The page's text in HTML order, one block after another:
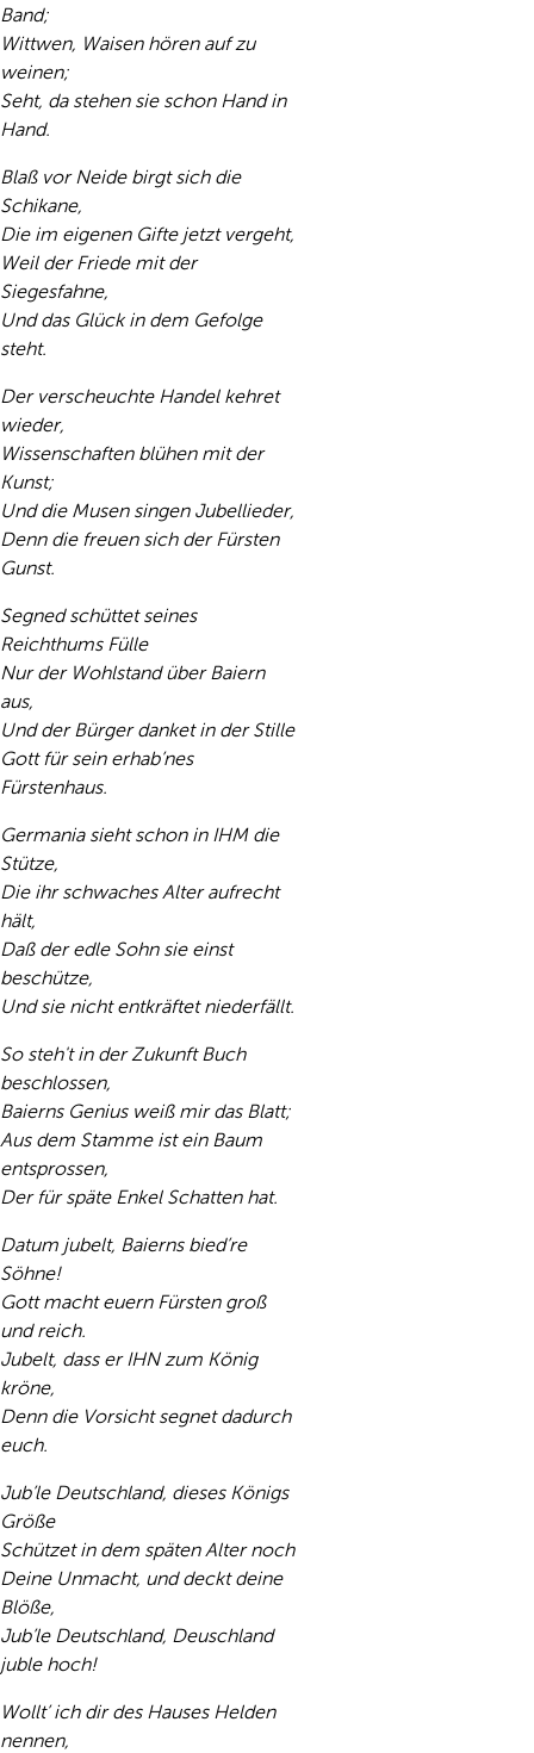
Band;
Wittwen, Waisen hören auf zu
weinen;
Seht, da stehen sie schon Hand in
Hand.
Blaß vor Neide birgt sich die
Schikane,
Die im eigenen Gifte jetzt vergeht,
Weil der Friede mit der
Siegesfahne,
Und das Glück in dem Gefolge
steht.
Der verscheuchte Handel kehret
wieder,
Wissenschaften blühen mit der
Kunst;
Und die Musen singen Jubellieder,
Denn die freuen sich der Fürsten
Gunst.
Segned schüttet seines
Reichthums Fülle
Nur der Wohlstand über Baiern
aus,
Und der Bürger danket in der Stille
Gott für sein erhab’nes
Fürstenhaus.
Germania sieht schon in IHM die
Stütze,
Die ihr schwaches Alter aufrecht
hält,
Daß der edle Sohn sie einst
beschütze,
Und sie nicht entkräftet niederfällt.
So steh't in der Zukunft Buch
beschlossen,
Baierns Genius weiß mir das Blatt;
Aus dem Stamme ist ein Baum
entsprossen,
Der für späte Enkel Schatten hat.
Datum jubelt, Baierns bied’re
Söhne!
Gott macht euern Fürsten groß
und reich.
Jubelt, dass er IHN zum König
kröne,
Denn die Vorsicht segnet dadurch
euch.
Jub’le Deutschland, dieses Königs
Größe
Schützet in dem späten Alter noch
Deine Unmacht, und deckt deine
Blöße,
Jub’le Deutschland, Deuschland
juble hoch!
Wollt’ ich dir des Hauses Helden
nennen,